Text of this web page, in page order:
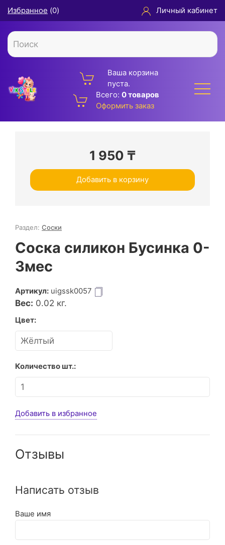
Избранное (0) Личный кабинет
Ваша корзина
пуста.
Всего: 0 товаров
Оформить заказ
1 950 ₸
Добавить в корзину
Раздел: Соски
Соска силикон Бусинка 0-
3мес
Артикул: uigssk0057
Вес: 0.02 кг.
Цвет:
Количество шт.:
Добавить в избранное
Отзывы
Написать отзыв
Ваше имя